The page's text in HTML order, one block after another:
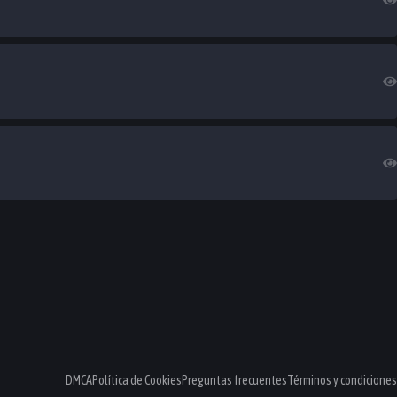
DMCAPolítica de CookiesPreguntas frecuentesTérminos y condiciones